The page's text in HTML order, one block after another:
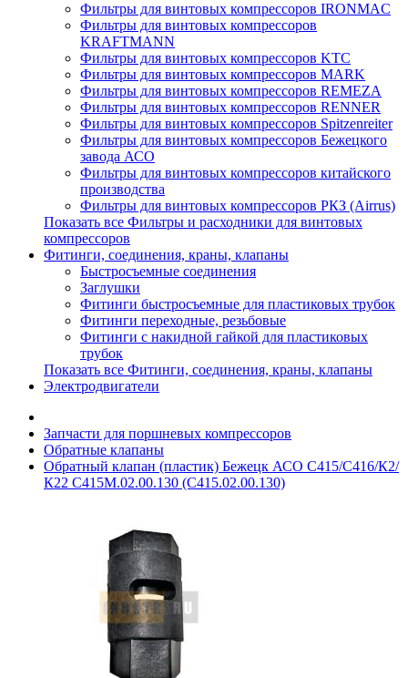
Фильтры для винтовых компрессоров IRONMAC
Фильтры для винтовых компрессоров
KRAFTMANN
Фильтры для винтовых компрессоров KTC
Фильтры для винтовых компрессоров MARK
Фильтры для винтовых компрессоров REMEZA
Фильтры для винтовых компрессоров RENNER
Фильтры для винтовых компрессоров Spitzenreiter
Фильтры для винтовых компрессоров Бежецкого
завода АСО
Фильтры для винтовых компрессоров китайского
производства
Фильтры для винтовых компрессоров РКЗ (Airrus)
Показать все Фильтры и расходники для винтовых
компрессоров
Фитинги, соединения, краны, клапаны
Быстросъемные соединения
Заглушки
Фитинги быстросъемные для пластиковых трубок
Фитинги переходные, резьбовые
Фитинги с накидной гайкой для пластиковых
трубок
Показать все Фитинги, соединения, краны, клапаны
Электродвигатели
Запчасти для поршневых компрессоров
Обратные клапаны
Обратный клапан (пластик) Бежецк АСО C415/C416/К2/
К22 С415М.02.00.130 (С415.02.00.130)